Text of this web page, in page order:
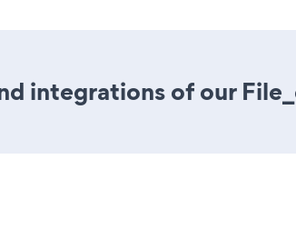
integrations of our